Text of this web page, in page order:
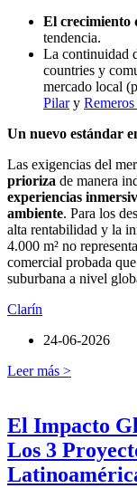
El crecimiento
tendencia.
La continuidad
countries y
mercado local
Pilary
Un nuevo estándar
Las exigencias del
prioriza de manera
experiencias
ambiente. Para los
alta rentabilidad y la
4.000 m² no
comercial probada que
suburbana a nivel
Clarín
24-06-2026
Leer más >
El Impacto
Los 3